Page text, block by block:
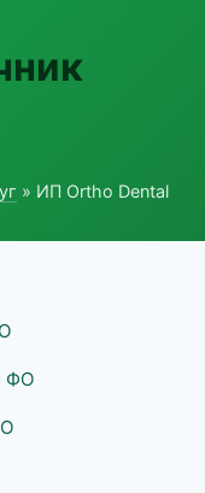
» ИП Ortho Dental
ФО